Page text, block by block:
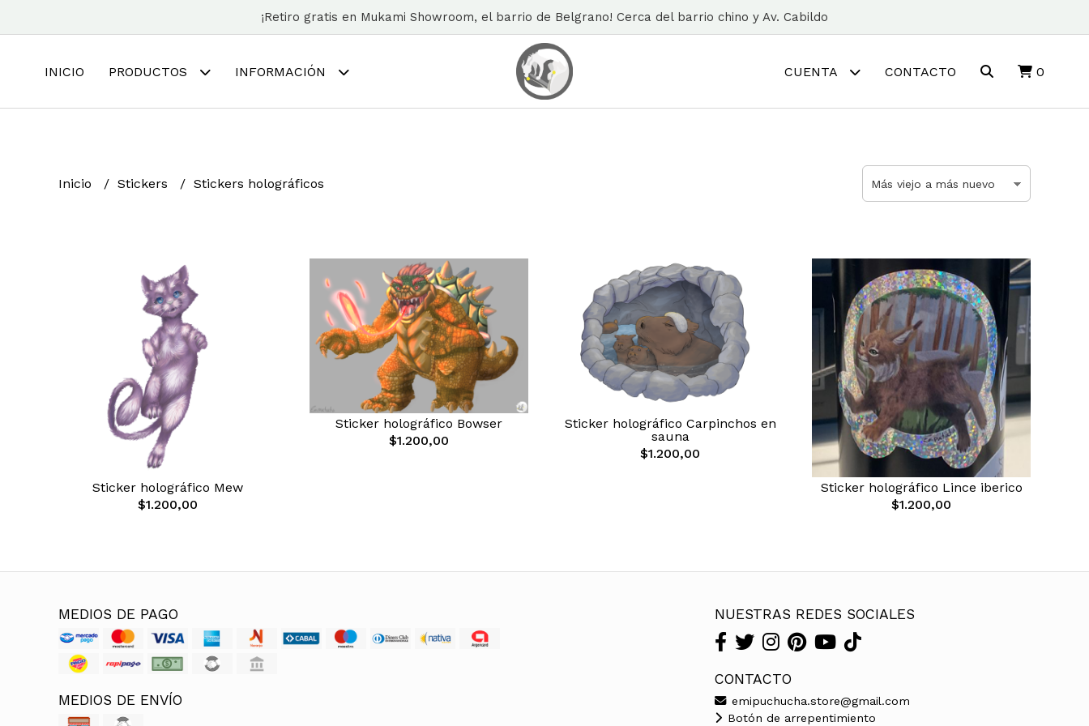
¡Retiro gratis en Mukami Showroom, el barrio de Belgrano! Cerca del barrio chino y Av. Cabildo
INICIO PRODUCTOS INFORMACIÓN CUENTA CONTACTO 0
Inicio Stickers Stickers holográficos
Sticker holográfico Mew
$1.200,00
Sticker holográfico Bowser
$1.200,00
Sticker holográfico Carpinchos en
sauna
$1.200,00
Sticker holográfico Lince iberico
$1.200,00
MEDIOS DE PAGO
MEDIOS DE ENVÍO
NUESTRAS REDES SOCIALES
CONTACTO
emipuchucha.store@gmail.com
Botón de arrepentimiento